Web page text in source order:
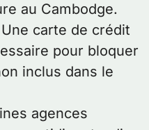
au Cambodge.
carte de crédit
pour bloquer
inclus dans le
agences